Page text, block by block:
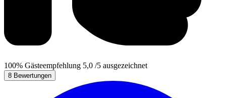
100% Gästeempfehlung 5,0 /5 ausgezeichnet
8 Bewertungen